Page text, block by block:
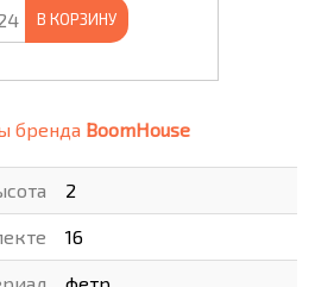
В КОРЗИНУ
бренда BoomHouse
2
16